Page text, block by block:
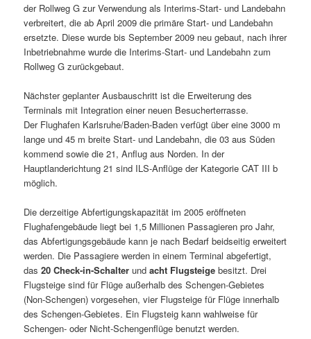
der Rollweg G zur Verwendung als Interims-Start- und Landebahn
verbreitert, die ab April 2009 die primäre Start- und Landebahn
ersetzte. Diese wurde bis September 2009 neu gebaut, nach ihrer
Inbetriebnahme wurde die Interims-Start- und Landebahn zum
Rollweg G zurückgebaut.
Nächster geplanter Ausbauschritt ist die Erweiterung des
Terminals mit Integration einer neuen Besucherterrasse.
Der Flughafen Karlsruhe/Baden-Baden verfügt über eine 3000 m
lange und 45 m breite Start- und Landebahn, die 03 aus Süden
kommend sowie die 21, Anflug aus Norden. In der
Hauptlanderichtung 21 sind ILS-Anflüge der Kategorie CAT III b
möglich.
Die derzeitige Abfertigungskapazität im 2005 eröffneten
Flughafengebäude liegt bei 1,5 Millionen Passagieren pro Jahr,
das Abfertigungsgebäude kann je nach Bedarf beidseitig erweitert
werden. Die Passagiere werden in einem Terminal abgefertigt,
das20 Check-in-Schalter undacht Flugsteige besitzt. Drei
Flugsteige sind für Flüge außerhalb des Schengen-Gebietes
(Non-Schengen) vorgesehen, vier Flugsteige für Flüge innerhalb
des Schengen-Gebietes. Ein Flugsteig kann wahlweise für
Schengen- oder Nicht-Schengenflüge benutzt werden.